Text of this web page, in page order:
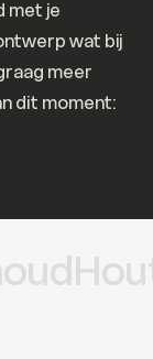
met je
wat bij
meer
dit moment: